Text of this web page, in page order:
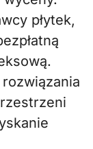
płytek,